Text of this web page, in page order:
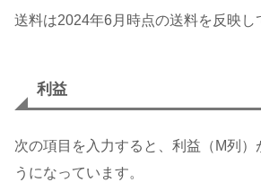
送料は2024年6月時点の送料を反映し
利益
次の項目を入力すると、利益（M列）
うになっています。